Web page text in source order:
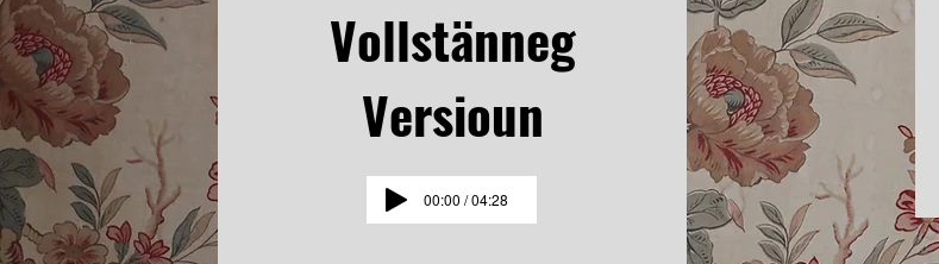
Vollstänneg
Versioun
00:00 / 04:28